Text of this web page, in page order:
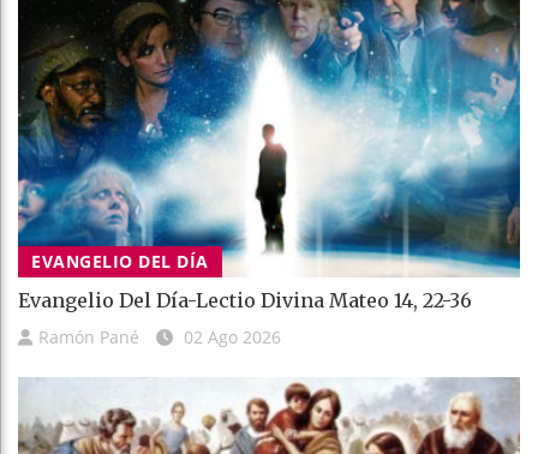
EVANGELIO DEL DÍA
Evangelio Del Día-Lectio Divina Mateo 14, 22-36
Ramón Pané 02 Ago 2026